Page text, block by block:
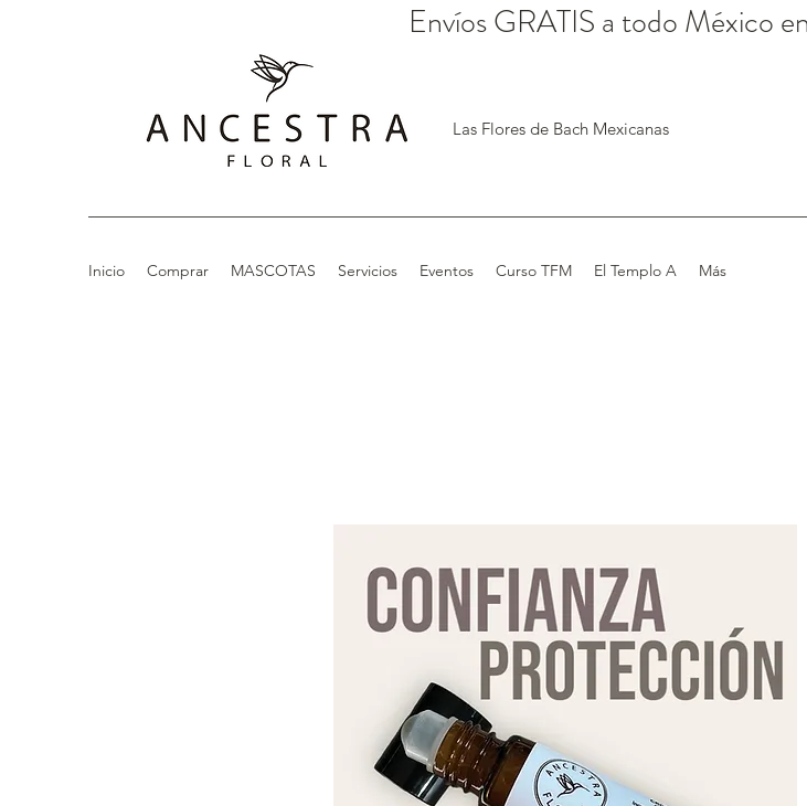
Las Flores de Bach Mexicanas
Inicio Comprar MASCOTAS Servicios Eventos Curso TFM El Templo A Más
Envíos GRATIS a todo México